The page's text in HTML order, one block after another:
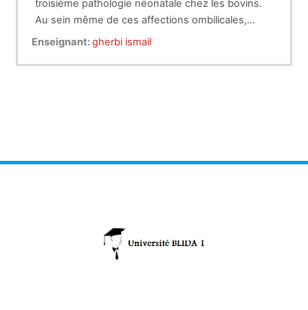
troisième pathologie néonatale chez les bovins.
Au sein même de ces affections ombilicales,
l’infection du Canal de l’Ouraque est la plus
l’omphaloartérite
Enseignant:gherbi ismail